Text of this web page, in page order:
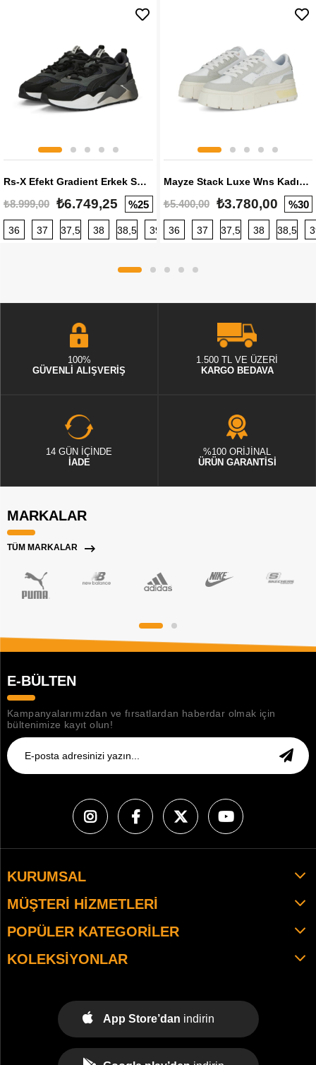
Rs-X Efekt Gradient Erkek Sneaker
₺8.999,00 ₺6.749,25 %25
36 37 37,5 38 38,5 39 40 40,5 41 42 42,5
Mayze Stack Luxe Wns Kadın Sneaker
₺5.400,00 ₺3.780,00 %30
36 37 37,5 38 38,5
100%
GÜVENLİ ALIŞVERİŞ
1.500 TL VE ÜZERİ
KARGO BEDAVA
14 GÜN İÇİNDE
İADE
%100 ORİJİNAL
ÜRÜN GARANTİSİ
MARKALAR
TÜM MARKALAR
E-BÜLTEN
Kampanyalarımızdan ve fırsatlardan haberdar olmak için
bültenimize kayıt olun!
KURUMSAL
MÜŞTERI HIZMETLERI
POPÜLER KATEGORILER
KOLEKSIYONLAR
App Store’dan indirin